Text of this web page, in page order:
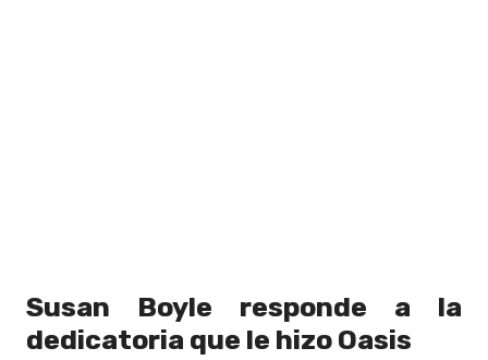
Susan Boyle responde a la
dedicatoria que le hizo Oasis